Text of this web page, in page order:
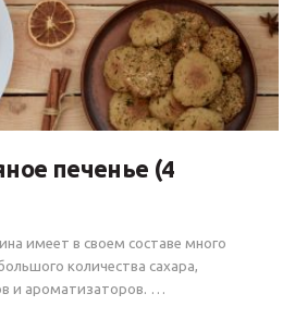
печенье (4
имеет в своем составе много
количества сахара,
и ароматизаторов. …